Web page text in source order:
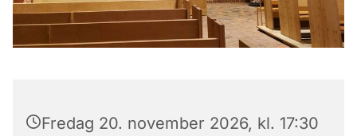
Fredag 20. november 2026, kl. 17:30